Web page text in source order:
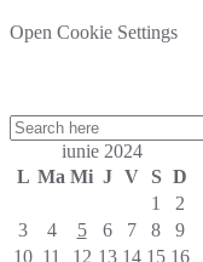
Open Cookie Settings
iunie 2024
L Ma Mi J V S D
1
2
3
4 5 6 7 8
9
10 11 12 13 14 15 16